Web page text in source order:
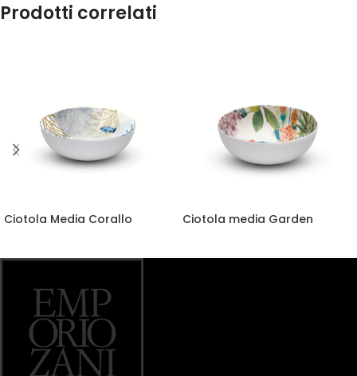
Prodotti correlati
Ciotola Media Corallo Ciotola media Garden